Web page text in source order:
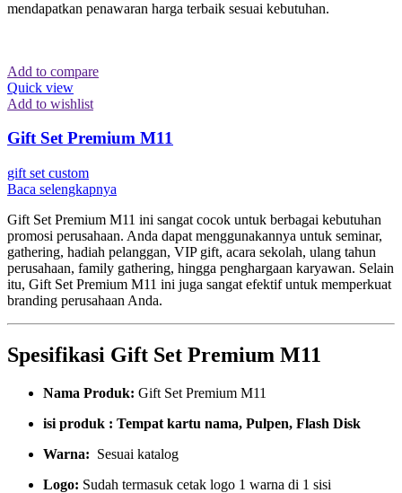
mendapatkan penawaran harga terbaik sesuai kebutuhan.
Add to compare
Quick view
Add to wishlist
Gift Set Premium M11
gift set custom
Baca selengkapnya
Gift Set Premium M11 ini sangat cocok untuk berbagai kebutuhan
promosi perusahaan. Anda dapat menggunakannya untuk seminar,
gathering, hadiah pelanggan, VIP gift, acara sekolah, ulang tahun
perusahaan, family gathering, hingga penghargaan karyawan. Selain
itu, Gift Set Premium M11 ini juga sangat efektif untuk memperkuat
branding perusahaan Anda.
Spesifikasi Gift Set Premium M11
Nama Produk: Gift Set Premium M11
isi produk : Tempat kartu nama, Pulpen, Flash Disk
Warna: Sesuai katalog
Logo: Sudah termasuk cetak logo 1 warna di 1 sisi